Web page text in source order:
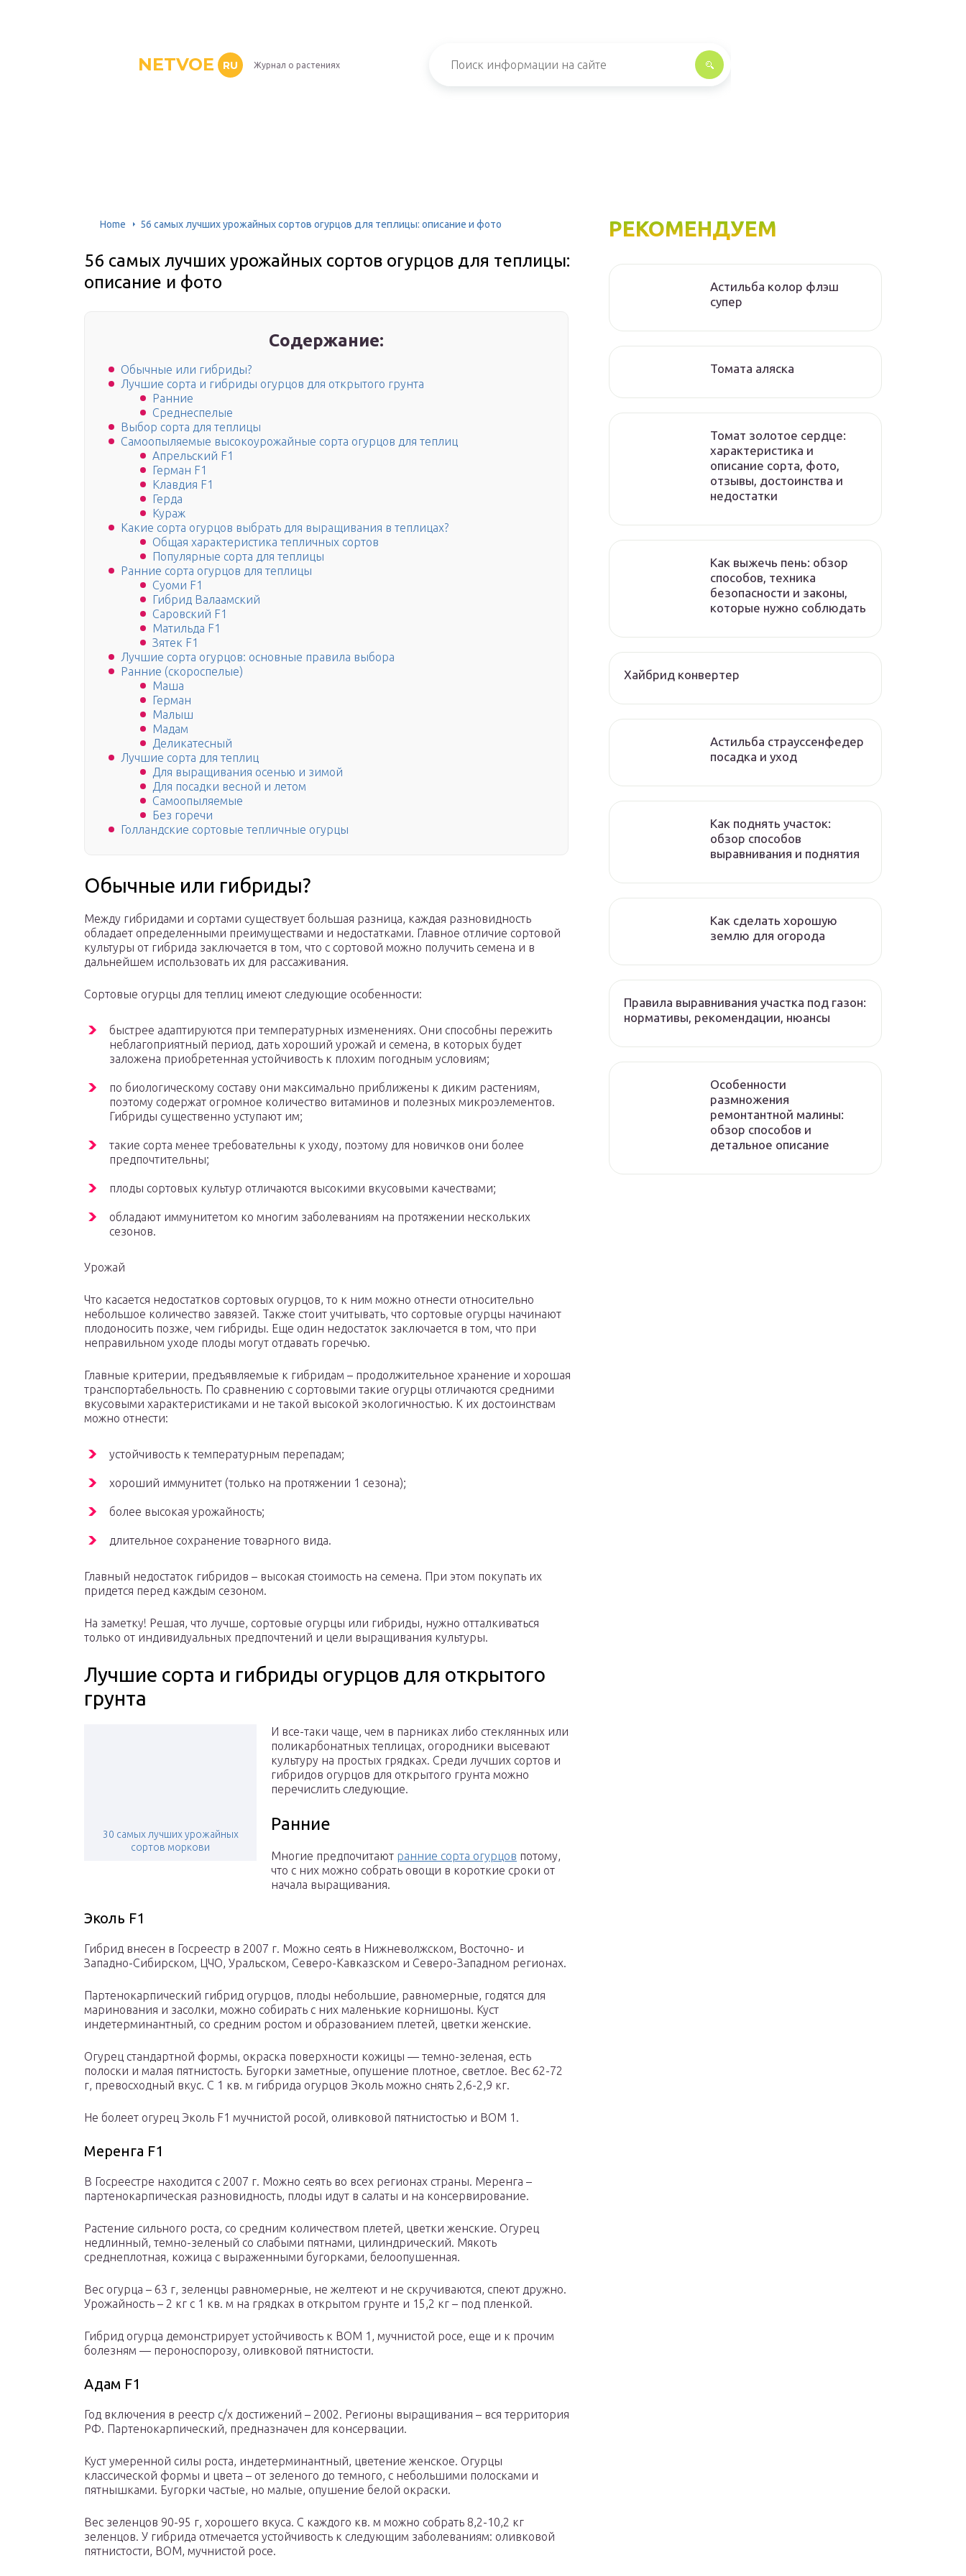
NETVOE RU Журнал о растениях
Home 56 самых лучших урожайных сортов огурцов для теплицы: описание и фото
56 самых лучших урожайных сортов огурцов для теплицы:
описание и фото
Содержание:
Обычные или гибриды?
Лучшие сорта и гибриды огурцов для открытого грунта
Ранние
Среднеспелые
Выбор сорта для теплицы
Самоопыляемые высокоурожайные сорта огурцов для теплиц
Апрельский F1
Герман F1
Клавдия F1
Герда
Кураж
Какие сорта огурцов выбрать для выращивания в теплицах?
Общая характеристика тепличных сортов
Популярные сорта для теплицы
Ранние сорта огурцов для теплицы
Суоми F1
Гибрид Валаамский
Саровский F1
Матильда F1
Зятек F1
Лучшие сорта огурцов: основные правила выбора
Ранние (скороспелые)
Маша
Герман
Малыш
Мадам
Деликатесный
Лучшие сорта для теплиц
Для выращивания осенью и зимой
Для посадки весной и летом
Самоопыляемые
Без горечи
Голландские сортовые тепличные огурцы
Обычные или гибриды?
Между гибридами и сортами существует большая разница, каждая разновидность
обладает определенными преимуществами и недостатками. Главное отличие сортовой
культуры от гибрида заключается в том, что с сортовой можно получить семена и в
дальнейшем использовать их для рассаживания.
Сортовые огурцы для теплиц имеют следующие особенности:
быстрее адаптируются при температурных изменениях. Они способны пережить
неблагоприятный период, дать хороший урожай и семена, в которых будет
заложена приобретенная устойчивость к плохим погодным условиям;
по биологическому составу они максимально приближены к диким растениям,
поэтому содержат огромное количество витаминов и полезных микроэлементов.
Гибриды существенно уступают им;
такие сорта менее требовательны к уходу, поэтому для новичков они более
предпочтительны;
плоды сортовых культур отличаются высокими вкусовыми качествами;
обладают иммунитетом ко многим заболеваниям на протяжении нескольких
сезонов.
Урожай
Что касается недостатков сортовых огурцов, то к ним можно отнести относительно
небольшое количество завязей. Также стоит учитывать, что сортовые огурцы начинают
плодоносить позже, чем гибриды. Еще один недостаток заключается в том, что при
неправильном уходе плоды могут отдавать горечью.
Главные критерии, предъявляемые к гибридам – продолжительное хранение и хорошая
транспортабельность. По сравнению с сортовыми такие огурцы отличаются средними
вкусовыми характеристиками и не такой высокой экологичностью. К их достоинствам
можно отнести:
устойчивость к температурным перепадам;
хороший иммунитет (только на протяжении 1 сезона);
более высокая урожайность;
длительное сохранение товарного вида.
Главный недостаток гибридов – высокая стоимость на семена. При этом покупать их
придется перед каждым сезоном.
На заметку! Решая, что лучше, сортовые огурцы или гибриды, нужно отталкиваться
только от индивидуальных предпочтений и цели выращивания культуры.
Лучшие сорта и гибриды огурцов для открытого
грунта
30 самых лучших урожайных
сортов моркови
И все-таки чаще, чем в парниках либо стеклянных или
поликарбонатных теплицах, огородники высевают
культуру на простых грядках. Среди лучших сортов и
гибридов огурцов для открытого грунта можно
перечислить следующие.
Ранние
Многие предпочитают ранние сорта огурцов потому,
что с них можно собрать овощи в короткие сроки от
начала выращивания.
Эколь F1
Гибрид внесен в Госреестр в 2007 г. Можно сеять в Нижневолжском, Восточно- и
Западно-Сибирском, ЦЧО, Уральском, Северо-Кавказском и Северо-Западном регионах.
Партенокарпический гибрид огурцов, плоды небольшие, равномерные, годятся для
маринования и засолки, можно собирать с них маленькие корнишоны. Куст
индетерминантный, со средним ростом и образованием плетей, цветки женские.
Огурец стандартной формы, окраска поверхности кожицы — темно-зеленая, есть
полоски и малая пятнистость. Бугорки заметные, опушение плотное, светлое. Вес 62-72
г, превосходный вкус. С 1 кв. м гибрида огурцов Эколь можно снять 2,6-2,9 кг.
Не болеет огурец Эколь F1 мучнистой росой, оливковой пятнистостью и ВОМ 1.
Меренга F1
В Госреестре находится с 2007 г. Можно сеять во всех регионах страны. Меренга –
партенокарпическая разновидность, плоды идут в салаты и на консервирование.
Растение сильного роста, со средним количеством плетей, цветки женские. Огурец
недлинный, темно-зеленый со слабыми пятнами, цилиндрический. Мякоть
среднеплотная, кожица с выраженными бугорками, белоопушенная.
Вес огурца – 63 г, зеленцы равномерные, не желтеют и не скручиваются, спеют дружно.
Урожайность – 2 кг с 1 кв. м на грядках в открытом грунте и 15,2 кг – под пленкой.
Гибрид огурца демонстрирует устойчивость к ВОМ 1, мучнистой росе, еще и к прочим
болезням — пероноспорозу, оливковой пятнистости.
Адам F1
Год включения в реестр с/х достижений – 2002. Регионы выращивания – вся территория
РФ. Партенокарпический, предназначен для консервации.
Куст умеренной силы роста, индетерминантный, цветение женское. Огурцы
классической формы и цвета – от зеленого до темного, с небольшими полосками и
пятнышками. Бугорки частые, но малые, опушение белой окраски.
Вес зеленцов 90-95 г, хорошего вкуса. С каждого кв. м можно собрать 8,2-10,2 кг
зеленцов. У гибрида отмечается устойчивость к следующим заболеваниям: оливковой
пятнистости, ВОМ, мучнистой росе.
РЕКОМЕНДУЕМ
Астильба колор флэш
супер
Томата аляска
Томат золотое сердце:
характеристика и
описание сорта, фото,
отзывы, достоинства и
недостатки
Как выжечь пень: обзор
способов, техника
безопасности и законы,
которые нужно соблюдать
Хайбрид конвертер
Астильба страуссенфедер
посадка и уход
Как поднять участок:
обзор способов
выравнивания и поднятия
Как сделать хорошую
землю для огорода
Правила выравнивания участка под газон:
нормативы, рекомендации, нюансы
Особенности
размножения
ремонтантной малины:
обзор способов и
детальное описание